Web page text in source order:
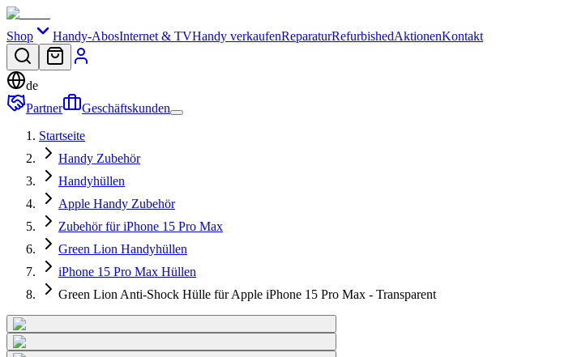
Shop Handy-AbosInternet & TVHandy verkaufenReparaturRefurbishedAktionenKontakt
de
Partner
Geschäftskunden
Startseite
Handy Zubehör
Handyhüllen
Apple Handy Zubehör
Zubehör für iPhone 15 Pro Max
Green Lion Handyhüllen
iPhone 15 Pro Max Hüllen
Green Lion Anti-Shock Hülle für Apple iPhone 15 Pro Max - Transparent